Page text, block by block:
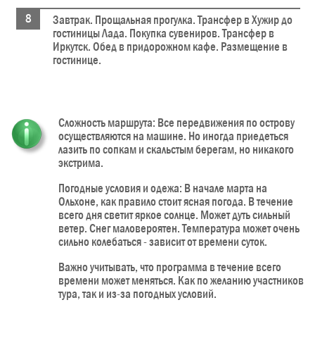
Завтрак. Прощальная прогулка. Трансфер в Хужир до
гостиницы Лада. Покупка сувениров. Трансфер в
Иркутск. Обед в придорожном кафе. Размещение в
гостинице.
Сложность маршрута: Все передвижения по острову
осуществляются на машине. Но иногда приедеться
лазить по сопкам и скальстым берегам, но никакого
экстрима.
Погодные условия и одежа: В начале марта на
Ольхоне, как правило стоит ясная погода. В течение
всего дня светит яркое солнце. Может дуть сильный
ветер. Снег маловероятен. Температура может очень
сильно колебаться - зависит от времени суток.
Важно учитывать, что программа в течение всего
времени может меняться. Как по желанию участников
тура, так и из-за погодных условий.